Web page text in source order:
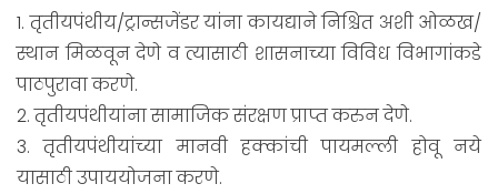
1. तृतीयपंथीय/ट्रान्सजेंडर यांना कायद्याने निश्चित अशी ओळख/
स्थान मिळवून देणे व त्यासाठी शासनाच्या विविध विभागांकडे
पाठपुरावा करणे.
2. तृतीयपंथीयांना सामाजिक संरक्षण प्राप्त करुन देणे.
3. तृतीयपंथीयांच्या मानवी हक्कांची पायमल्ली होवू नये
यासाठी उपाययोजना करणे.